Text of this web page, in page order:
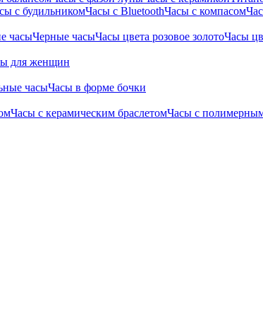
с будильникомЧасы с BluetoothЧасы с компасом
часыЧерные часыЧасы цвета розовое золотоЧасы
для женщин
часыЧасы в форме бочки
Часы с керамическим браслетомЧасы с